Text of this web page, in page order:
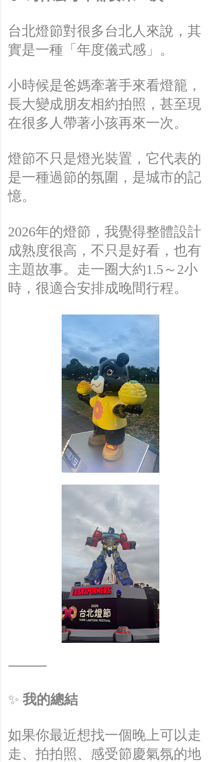
台北燈節對很多台北人來說，其
實是一種「年度儀式感」。
小時候是爸媽牽著手來看燈籠，
長大變成朋友相約拍照，甚至現
在很多人帶著小孩再來一次。
燈節不只是燈光裝置，它代表的
是一種過節的氛圍，是城市的記
憶。
2026年的燈節，我覺得整體設計
成熟度很高，不只是好看，也有
主題故事。走一圈大約1.5～2小
時，很適合安排成晚間行程。
⸻
✨ 我的總結
如果你最近想找一個晚上可以走
走、拍拍照、感受節慶氣氛的地